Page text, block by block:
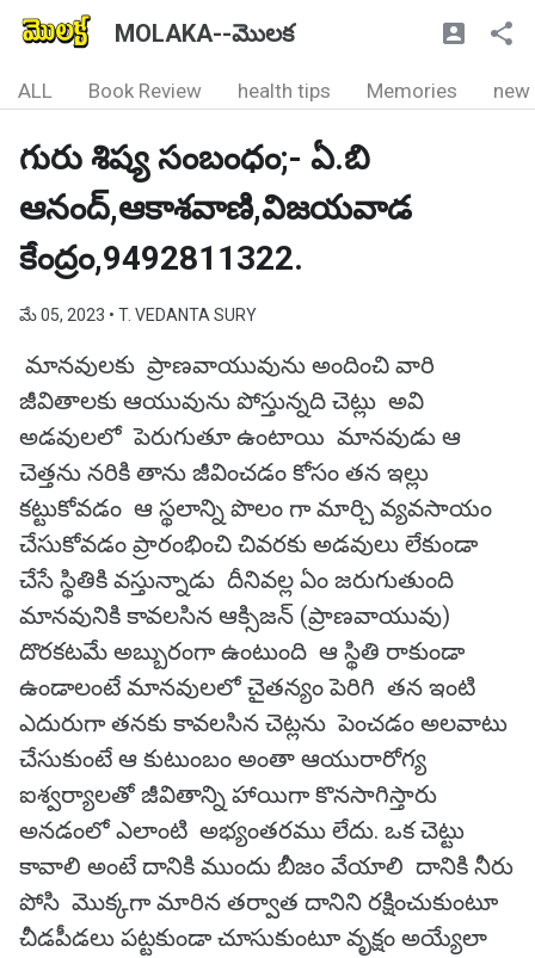
MOLAKA--మొలక
ALL Book Review health tips Memories new
గురు శిష్య సంబంధం;- ఏ.బి
ఆనంద్,ఆకాశవాణి,విజయవాడ
కేంద్రం,9492811322.
మే 05, 2023 • T. VEDANTA SURY
మానవులకు ప్రాణవాయువును అందించి వారి
జీవితాలకు ఆయువును పోస్తున్నది చెట్లు అవి
అడవులలో పెరుగుతూ ఉంటాయి మానవుడు ఆ
చెత్తను నరికి తాను జీవించడం కోసం తన ఇల్లు
కట్టుకోవడం ఆ స్థలాన్ని పొలం గా మార్చి వ్యవసాయం
చేసుకోవడం ప్రారంభించి చివరకు అడవులు లేకుండా
చేసే స్థితికి వస్తున్నాడు దీనివల్ల ఏం జరుగుతుంది
మానవునికి కావలసిన ఆక్సిజన్ (ప్రాణవాయువు)
దొరకటమే అబ్బురంగా ఉంటుంది ఆ స్థితి రాకుండా
ఉండాలంటే మానవులలో చైతన్యం పెరిగి తన ఇంటి
ఎదురుగా తనకు కావలసిన చెట్లను పెంచడం అలవాటు
చేసుకుంటే ఆ కుటుంబం అంతా ఆయురారోగ్య
ఐశ్వర్యాలతో జీవితాన్ని హాయిగా కొనసాగిస్తారు
అనడంలో ఎలాంటి అభ్యంతరము లేదు. ఒక చెట్టు
కావాలి అంటే దానికి ముందు బీజం వేయాలి దానికి నీరు
పోసి మొక్కగా మారిన తర్వాత దానిని రక్షించుకుంటూ
చీడపీడలు పట్టకుండా చూసుకుంటూ వృక్షం అయ్యేలా